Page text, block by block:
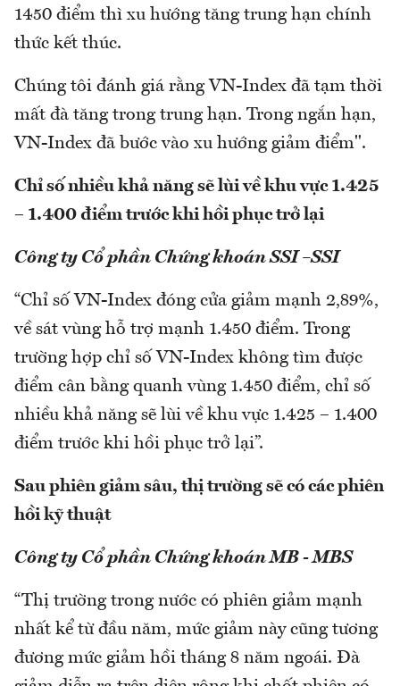
1450 điểm thì xu hướng tăng trung hạn chính
thức kết thúc.
Chúng tôi đánh giá rằng VN-Index đã tạm thời
mất đà tăng trong trung hạn. Trong ngắn hạn,
VN-Index đã bước vào xu hướng giảm điểm".
Chỉ số nhiều khả năng sẽ lùi về khu vực 1.425
– 1.400 điểm trước khi hồi phục trở lại
Công ty Cổ phần Chứng khoán SSI –SSI
“Chỉ số VN-Index đóng cửa giảm mạnh 2,89%,
về sát vùng hỗ trợ mạnh 1.450 điểm. Trong
trường hợp chỉ số VN-Index không tìm được
điểm cân bằng quanh vùng 1.450 điểm, chỉ số
nhiều khả năng sẽ lùi về khu vực 1.425 – 1.400
điểm trước khi hồi phục trở lại”.
Sau phiên giảm sâu, thị trường sẽ có các phiên
hồi kỹ thuật
Công ty Cổ phần Chứng khoán MB - MBS
“Thị trường trong nước có phiên giảm mạnh
nhất kể từ đầu năm, mức giảm này cũng tương
đương mức giảm hồi tháng 8 năm ngoái. Đà